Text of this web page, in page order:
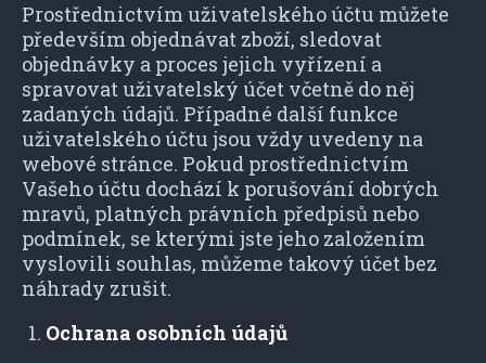
Prostřednictvím uživatelského účtu můžete
především objednávat zboží, sledovat
objednávky a proces jejich vyřízení a
spravovat uživatelský účet včetně do něj
zadaných údajů. Případné další funkce
uživatelského účtu jsou vždy uvedeny na
webové stránce. Pokud prostřednictvím
Vašeho účtu dochází k porušování dobrých
mravů, platných právních předpisů nebo
podmínek, se kterými jste jeho založením
vyslovili souhlas, můžeme takový účet bez
náhrady zrušit.
Ochrana osobních údajů